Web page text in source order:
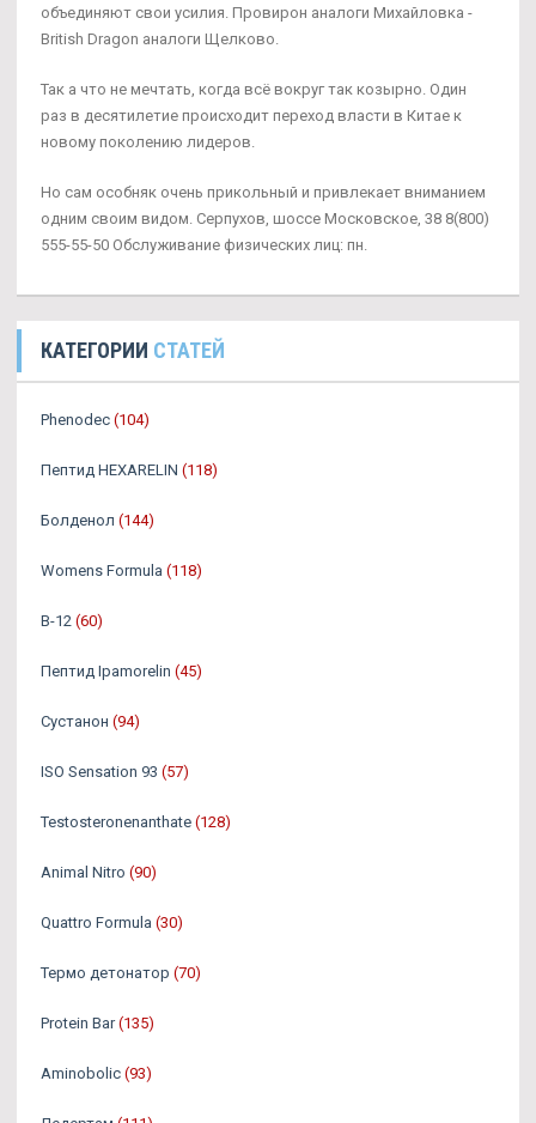
объединяют свои усилия. Провирон аналоги Михайловка -
British Dragon аналоги Щелково.
Так а что не мечтать, когда всё вокруг так козырно. Один
раз в десятилетие происходит переход власти в Китае к
новому поколению лидеров.
Но сам особняк очень прикольный и привлекает вниманием
одним своим видом. Серпухов, шоссе Московское, 38 8(800)
555-55-50 Обслуживание физических лиц: пн.
КАТЕГОРИИ СТАТЕЙ
Phenodec (104)
Пептид HEXARELIN (118)
Болденол (144)
Womens Formula (118)
B-12 (60)
Пептид Ipamorelin (45)
Сустанон (94)
ISO Sensation 93 (57)
Testosteronenanthate (128)
Animal Nitro (90)
Quattro Formula (30)
Термо детонатор (70)
Protein Bar (135)
Aminobolic (93)